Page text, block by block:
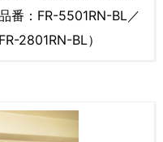
番：FR-5501RN-BL／
2801RN-BL）